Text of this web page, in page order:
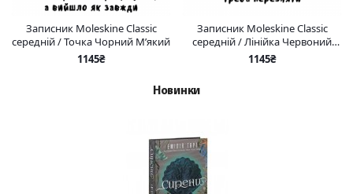
Записник Moleskine Classic
середній / Точка Чорний М’який
1145₴
Записник Moleskine Classic
середній / Лінійка Червоний
М’який
1145₴
Новинки